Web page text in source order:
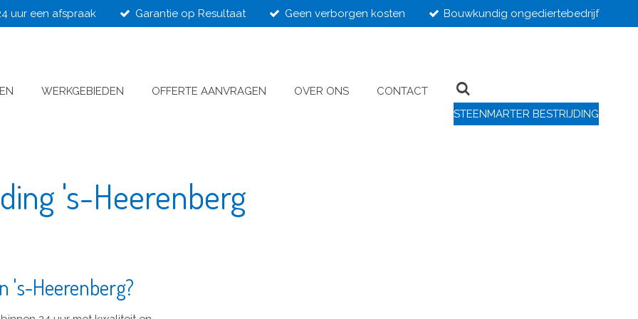
uur een afspraak Garantie op Resultaat Geen verborgen kosten Bouwkundig ongediertebedrijf
WERKGEBIEDEN OFFERTE AANVRAGEN OVER ONS
CONTACT
STEENMARTER BESTRIJDING
's-Heerenberg
's-Heerenberg?